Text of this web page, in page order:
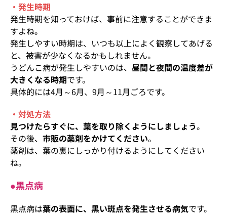
・発生時期
発生時期を知っておけば、事前に注意することができま
すよね。
発生しやすい時期は、いつも以上によく観察してあげる
と、被害が少なくなるかもしれません。
うどんこ病が発生しやすいのは、 昼間と夜間の温度差が
大きくなる時期です。
具体的には4月～6月、9月～11月ごろです。
・対処方法
見つけたらすぐに、葉を取り除くようにしましょう。
その後、 市販の薬剤をかけてください。
薬剤は、葉の裏にしっかり付けるようにしてください
ね。
●黒点病
黒点病は葉の表面に、黒い斑点を発生させる病気です。